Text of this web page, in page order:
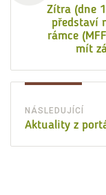
příspěvek
Zítra (dne
představí
rámce
mít
NÁSLEDUJÍCÍ
Následující
Aktuality z